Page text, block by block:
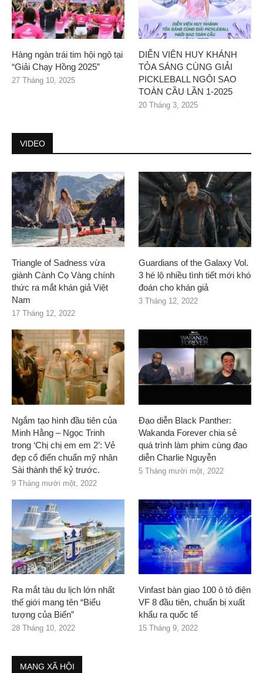
Hàng ngàn trái tim hội ngộ tại
“Giải Chạy Hồng 2025”
27 Tháng 10, 2025
DIỄN VIÊN HUY KHÁNH
TỎA SÁNG CÙNG GIẢI
PICKLEBALL NGÔI SAO
TOÀN CẦU LẦN 1-2025
20 Tháng 3, 2025
VIDEO
Triangle of Sadness vừa
giành Cành Cọ Vàng chính
thức ra mắt khán giả Việt
Nam
17 Tháng 12, 2022
Guardians of the Galaxy Vol.
3 hé lộ nhiều tình tiết mới khó
đoán cho khán giả
3 Tháng 12, 2022
Ngắm tạo hình đầu tiên của
Minh Hằng – Ngọc Trinh
trong ‘Chị chị em em 2’: Vẻ
đẹp cổ điển chuẩn mỹ nhân
Sài thành thế kỷ trước.
9 Tháng mười một, 2022
Đạo diễn Black Panther:
Wakanda Forever chia sẻ
quá trình làm phim cùng đạo
diễn Charlie Nguyễn
5 Tháng mười một, 2022
Ra mắt tàu du lịch lớn nhất
thế giới mang tên “Biểu
tượng của Biển”
28 Tháng 10, 2022
Vinfast bàn giao 100 ô tô điện
VF 8 đầu tiên, chuẩn bị xuất
khẩu ra quốc tế
15 Tháng 9, 2022
MẠNG XÃ HỘI